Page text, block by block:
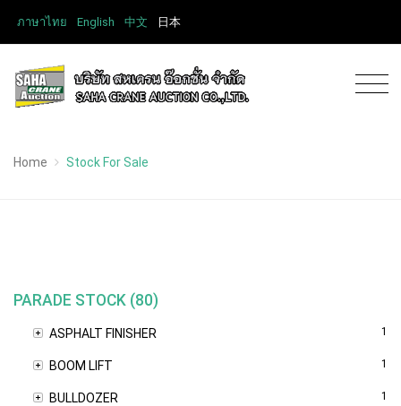
ภาษาไทย English 中文 日本
Home Stock For Sale
PARADE STOCK (80)
ASPHALT FINISHER 1
BOOM LIFT 1
BULLDOZER 1